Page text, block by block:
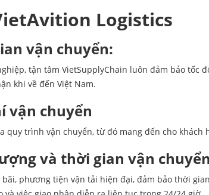
Logistics
vận chuyển:
tận tâm VietSupplyChain luôn đảm bảo
khi về đến Việt Nam.
vận chuyển
quy trình vận chuyển, từ đó mang đến cho
và thời gian vận
phương tiện vận tải hiện đại, đảm bảo thời